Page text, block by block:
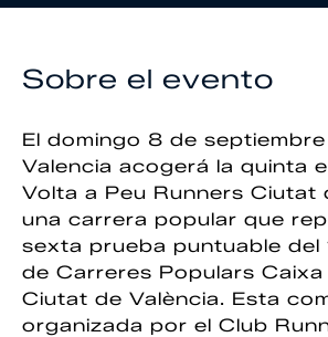
Sobre el evento
El domingo 8 de
Valencia acogerá la quinta
Volta a Peu Runners Ciutat
una carrera popular que
sexta prueba puntuable del
de Carreres Populars Caixa
Ciutat de València. Esta
organizada por el Club